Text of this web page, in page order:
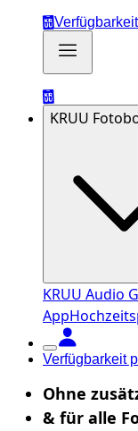
KRUU
KRUU Audio
App
Verfügbarkeit
Ohne
& für alle